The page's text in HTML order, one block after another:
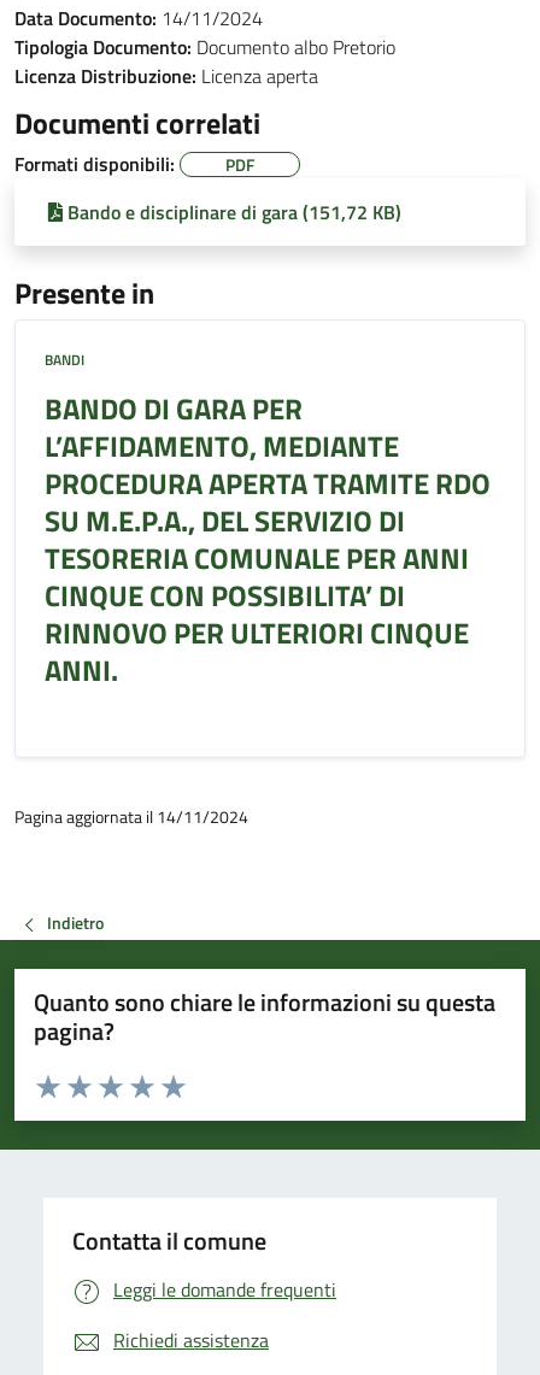
Data Documento: 14/11/2024
Tipologia Documento: Documento albo Pretorio
Licenza Distribuzione: Licenza aperta
Documenti correlati
Formati disponibili: PDF
Bando e disciplinare di gara (151,72 KB)
Presente in
BANDI
BANDO DI GARA PER
L’AFFIDAMENTO, MEDIANTE
PROCEDURA APERTA TRAMITE RDO
SU M.E.P.A., DEL SERVIZIO DI
TESORERIA COMUNALE PER ANNI
CINQUE CON POSSIBILITA’ DI
RINNOVO PER ULTERIORI CINQUE
ANNI.
Pagina aggiornata il 14/11/2024
Indietro
Quanto sono chiare le informazioni su questa
pagina?
Valuta da 1 a 5 stelle la pagina
Valuta 5 stelle su 5
Valuta 4 stelle su 5
Valuta 3 stelle su 5
Valuta 2 stelle su 5
Valuta 1 stelle su 5
Contatta il comune
Leggi le domande frequenti
Richiedi assistenza